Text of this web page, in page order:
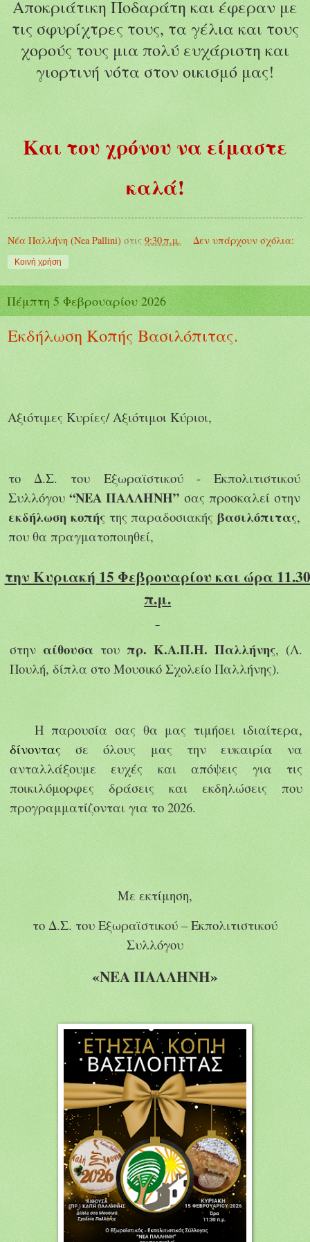
Αποκριάτικη Ποδαράτη και έφεραν με
τις σφυρίχτρες τους, τα γέλια και τους
χορούς τους μια πολύ ευχάριστη και
γιορτινή νότα στον οικισμό μας!
Και του χρόνου να είμαστε
καλά!
Νέα Παλλήνη (Nea Pallini) στις 9:30 π.μ. Δεν υπάρχουν σχόλια:
Κοινή χρήση
Πέμπτη 5 Φεβρουαρίου 2026
Εκδήλωση Κοπής Βασιλόπιτας.
Αξιότιμες Κυρίες/ Αξιότιμοι Κύριοι,
το Δ.Σ. του Εξωραϊστικού - Εκπολιτιστικού
Συλλόγου“ΝΕΑ ΠΑΛΛΗΝΗ” σας προσκαλεί στην
εκδήλωση κοπήςτης παραδοσιακής βασιλόπιτας,
που θα πραγματοποιηθεί,
την Κυριακή 15 Φεβρουαρίου και ώρα 11.30
π.μ.
στην αίθουσα του πρ. Κ.Α.Π.Η. Παλλήνης, (Λ.
Πουλή, δίπλα στο Μουσικό Σχολείο Παλλήνης).
Η παρουσία σας θα μας τιμήσει ιδιαίτερα,
δίνονταςσε όλους μας την ευκαιρία να
ανταλλάξουμε ευχές και απόψεις για τις
ποικιλόμορφες δράσεις και εκδηλώσεις που
προγραμματίζονται για το 2026.
Με εκτίμηση,
το Δ.Σ. του Εξωραϊστικού – Εκπολιτιστικού
Συλλόγου
«ΝΕΑ ΠΑΛΛΗΝΗ»